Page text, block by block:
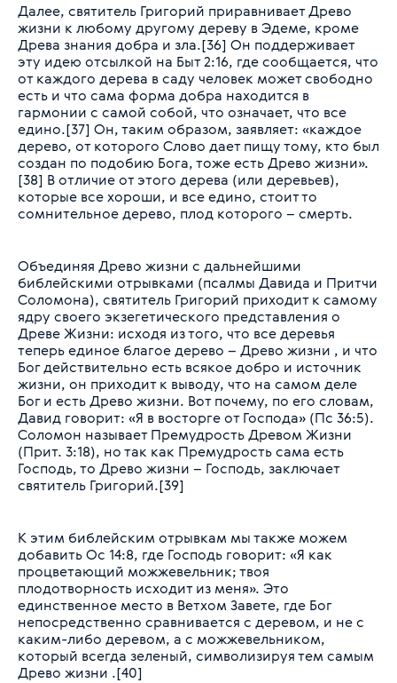
Далее, святитель Григорий приравнивает Древо
жизни к любому другому дереву в Эдеме, кроме
Древа знания добра и зла.[36] Он поддерживает
эту идею отсылкой на Быт 2:16, где сообщается, что
от каждого дерева в саду человек может свободно
есть и что сама форма добра находится в
гармонии с самой собой, что означает, что все
едино.[37] Он, таким образом, заявляет: «каждое
дерево, от которого Слово дает пищу тому, кто был
создан по подобию Бога, тоже есть Древо жизни».
[38] В отличие от этого дерева (или деревьев),
которые все хороши, и все едино, стоит то
сомнительное дерево, плод которого – смерть.
Объединяя Древо жизни с дальнейшими
библейскими отрывками (псалмы Давида и Притчи
Соломона), святитель Григорий приходит к самому
ядру своего экзегетического представления о
Древе Жизни: исходя из того, что все деревья
теперь единое благое дерево – Древо жизни , и что
Бог действительно есть всякое добро и источник
жизни, он приходит к выводу, что на самом деле
Бог и есть Древо жизни. Вот почему, по его словам,
Давид говорит: «Я в восторге от Господа» (Пс 36:5).
Соломон называет Премудрость Древом Жизни
(Прит. 3:18), но так как Премудрость сама есть
Господь, то Древо жизни – Господь, заключает
святитель Григорий.[39]
К этим библейским отрывкам мы также можем
добавить Ос 14:8, где Господь говорит: «Я как
процветающий можжевельник; твоя
плодотворность исходит из меня». Это
единственное место в Ветхом Завете, где Бог
непосредственно сравнивается с деревом, и не с
каким-либо деревом, а с можжевельником,
который всегда зеленый, символизируя тем самым
Древо жизни .[40]